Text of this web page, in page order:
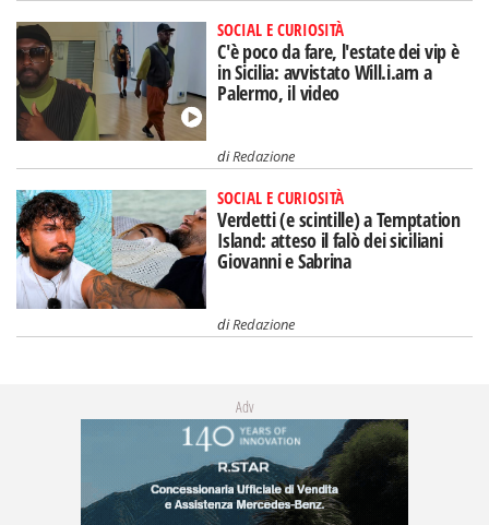
SOCIAL E CURIOSITÀ
C'è poco da fare, l'estate dei vip è
in Sicilia: avvistato Will.i.am a
Palermo, il video
diRedazione
SOCIAL E CURIOSITÀ
Verdetti (e scintille) a Temptation
Island: atteso il falò dei siciliani
Giovanni e Sabrina
diRedazione
Adv